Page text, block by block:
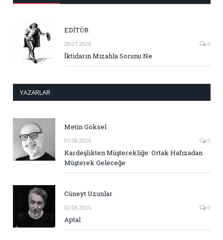
EDİTÖR
28.07.2026 0
İktidarın Mizahla Sorunu Ne
YAZARLAR
Metin Göksel
03.08.2026 0
Kardeşlikten Müşterekliğe: Ortak Hafızadan
Müşterek Geleceğe
Cüneyt Uzunlar
02.08.2026 0
Aptal